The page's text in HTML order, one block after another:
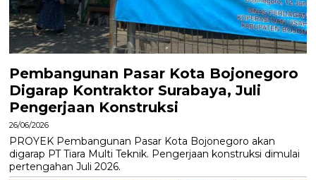
Pembangunan Pasar Kota Bojonegoro
Digarap Kontraktor Surabaya, Juli
Pengerjaan Konstruksi
26/06/2026
PROYEK Pembangunan Pasar Kota Bojonegoro akan
digarap PT Tiara Multi Teknik. Pengerjaan konstruksi dimulai
pertengahan Juli 2026.